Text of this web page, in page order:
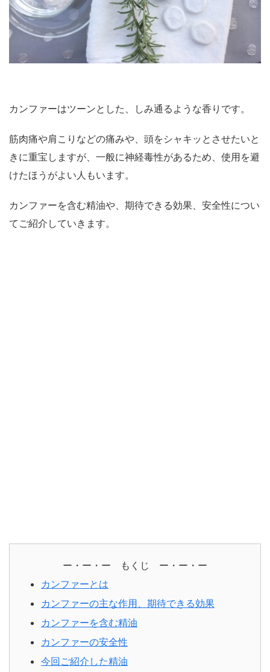
カンファーはツーンとした、しみ通るような香りです。
筋肉痛や肩こりなどの痛みや、頭をシャキッとさせたいと
きに重宝しますが、一般に神経毒性があるため、使用を避
けたほうがよい人もいます。
カンファーを含む精油や、期待できる効果、安全性につい
てご紹介していきます。
ー・ー・ー もくじ ー・ー・ー
カンファーとは
カンファーの主な作用、期待できる効果
カンファーを含む精油
カンファーの安全性
今回ご紹介した精油